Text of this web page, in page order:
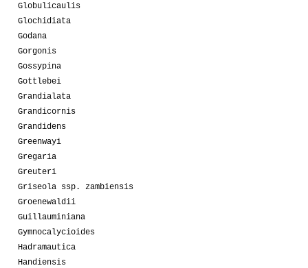
Globulicaulis
Glochidiata
Godana
Gorgonis
Gossypina
Gottlebei
Grandialata
Grandicornis
Grandidens
Greenwayi
Gregaria
Greuteri
Griseola ssp. zambiensis
Groenewaldii
Guillauminiana
Gymnocalycioides
Hadramautica
Handiensis